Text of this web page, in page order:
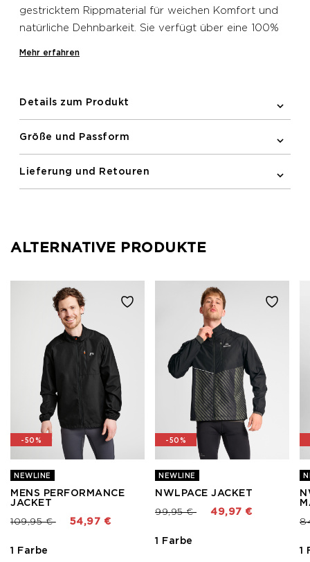
gestricktem Rippmaterial für weichen Komfort und
natürliche Dehnbarkeit. Sie verfügt über eine 100%
Mehr erfahren
Details zum Produkt
Größe und Passform
Lieferung und Retouren
ALTERNATIVE PRODUKTE
-50%
NEWLINE
MENS PERFORMANCE
JACKET
Preis reduziert von
109,95 €bis 54,97 €
1 Farbe
-50%
NEWLINE
NWLPACE JACKET
Preis reduziert von
99,95 €bis 49,97 €
1 Farbe
1